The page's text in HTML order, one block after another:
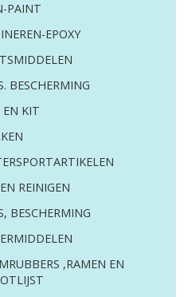
PAINT
EPOXY
BESCHERMING
EN KIT
REINIGEN
BESCHERMING
,RAMEN EN